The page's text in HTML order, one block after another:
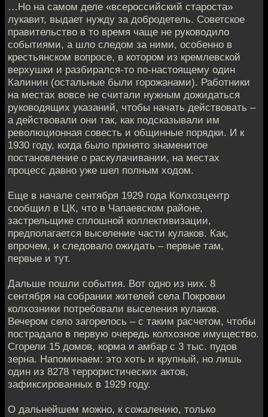
…Но на самом деле «всероссийский староста»
лукавит, выдает нужду за добродетель. Советское
правительство в то время чаще не руководило
событиями, а шло следом за ними, особенно в
крестьянском вопросе, в котором из кремлевской
верхушки и разбирался-то по-настоящему один
Калинин (остальные были горожанами). Работники
на местах вовсе не считали нужным дожидаться
руководящих указаний, чтобы начать действовать –
а действовали они так, как подсказывали им
революционная совесть и общинные порядки. И к
1930 году, когда было принято знаменитое
постановление о раскулачивании, на местах
процесс давно уже шел полным ходом.
Еще в начале сентября 1929 года Колхозцентр
сообщил в ЦК, что в Чапаевском районе,
застрельщике сплошной коллективизации,
предполагается выселение части кулаков. Как,
впрочем, и следовало ожидать – первые там,
первые и тут.
Дальше пошли события. Вот одно из них. 8
сентября на собрании жителей села Покровки
колхозники потребовали выселения кулаков.
Вечером село загорелось – с таким расчетом, чтобы
пострадало в первую очередь колхозное имущество.
Сгорели 15 домов, корма и амбар с 3 тыс. пудов
зерна. Напоминаем: это хоть и крупный, но лишь
один из 8278 террористических актов,
зафиксированных в 1929 году.
О дальнейшем можно, к сожалению, только